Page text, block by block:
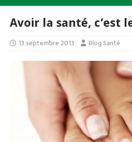
Avoir la santé, c’est
13 septembre 2013 Blog Santé